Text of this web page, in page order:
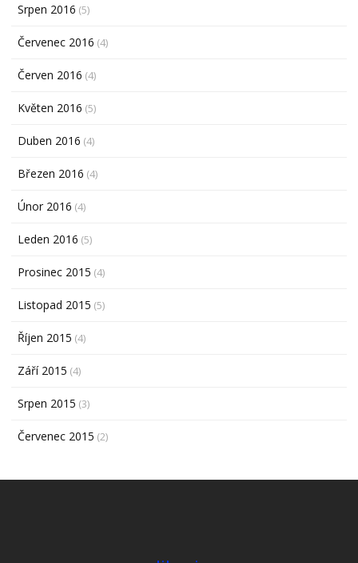
Srpen 2016 (5)
Červenec 2016 (4)
Červen 2016 (4)
Květen 2016 (5)
Duben 2016 (4)
Březen 2016 (4)
Únor 2016 (4)
Leden 2016 (5)
Prosinec 2015 (4)
Listopad 2015 (5)
Říjen 2015 (4)
Září 2015 (4)
Srpen 2015 (3)
Červenec 2015 (2)